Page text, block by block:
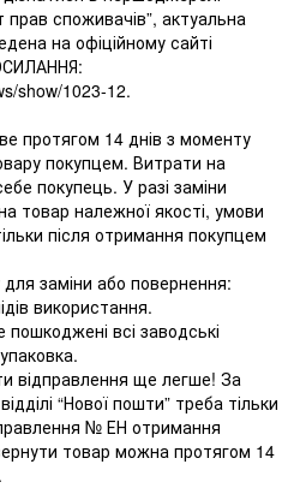
прав споживачів”, актуальна
на офіційному сайті
show/1023-12.
протягом 14 днів з моменту
покупцем. Витрати на
покупець. У разі заміни
товар належної якості, умови
після отримання покупцем
заміни або повернення:
використання.
пошкоджені всі заводські
відправлення ще легше! За
“Нової пошти” треба тільки
№ ЕН отримання
товар можна протягом 14